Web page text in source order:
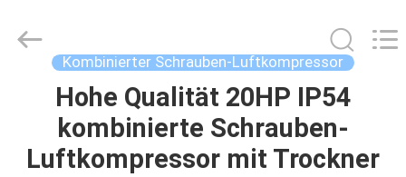
HAUS
PRODUKTE
Management
Services
Kombinierter Schrauben-Luftkompressor
Hohe Qualität 20HP IP54
kombinierte Schrauben-
Luftkompressor mit Trockner